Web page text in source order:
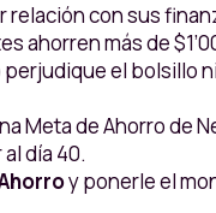
con sus
más de
el bolsillo
Meta de Ahorro de
día 40.
y ponerle el